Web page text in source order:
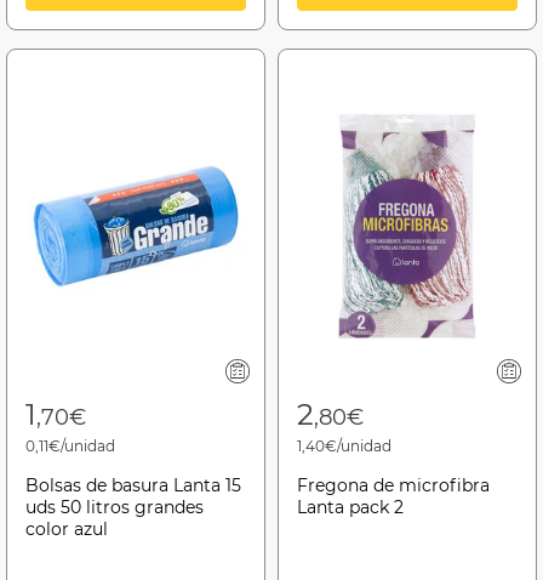
1,70€
0,11€/unidad
Bolsas de basura Lanta 15
uds 50 litros grandes
color azul
2,80€
1,40€/unidad
Fregona de microfibra
Lanta pack 2